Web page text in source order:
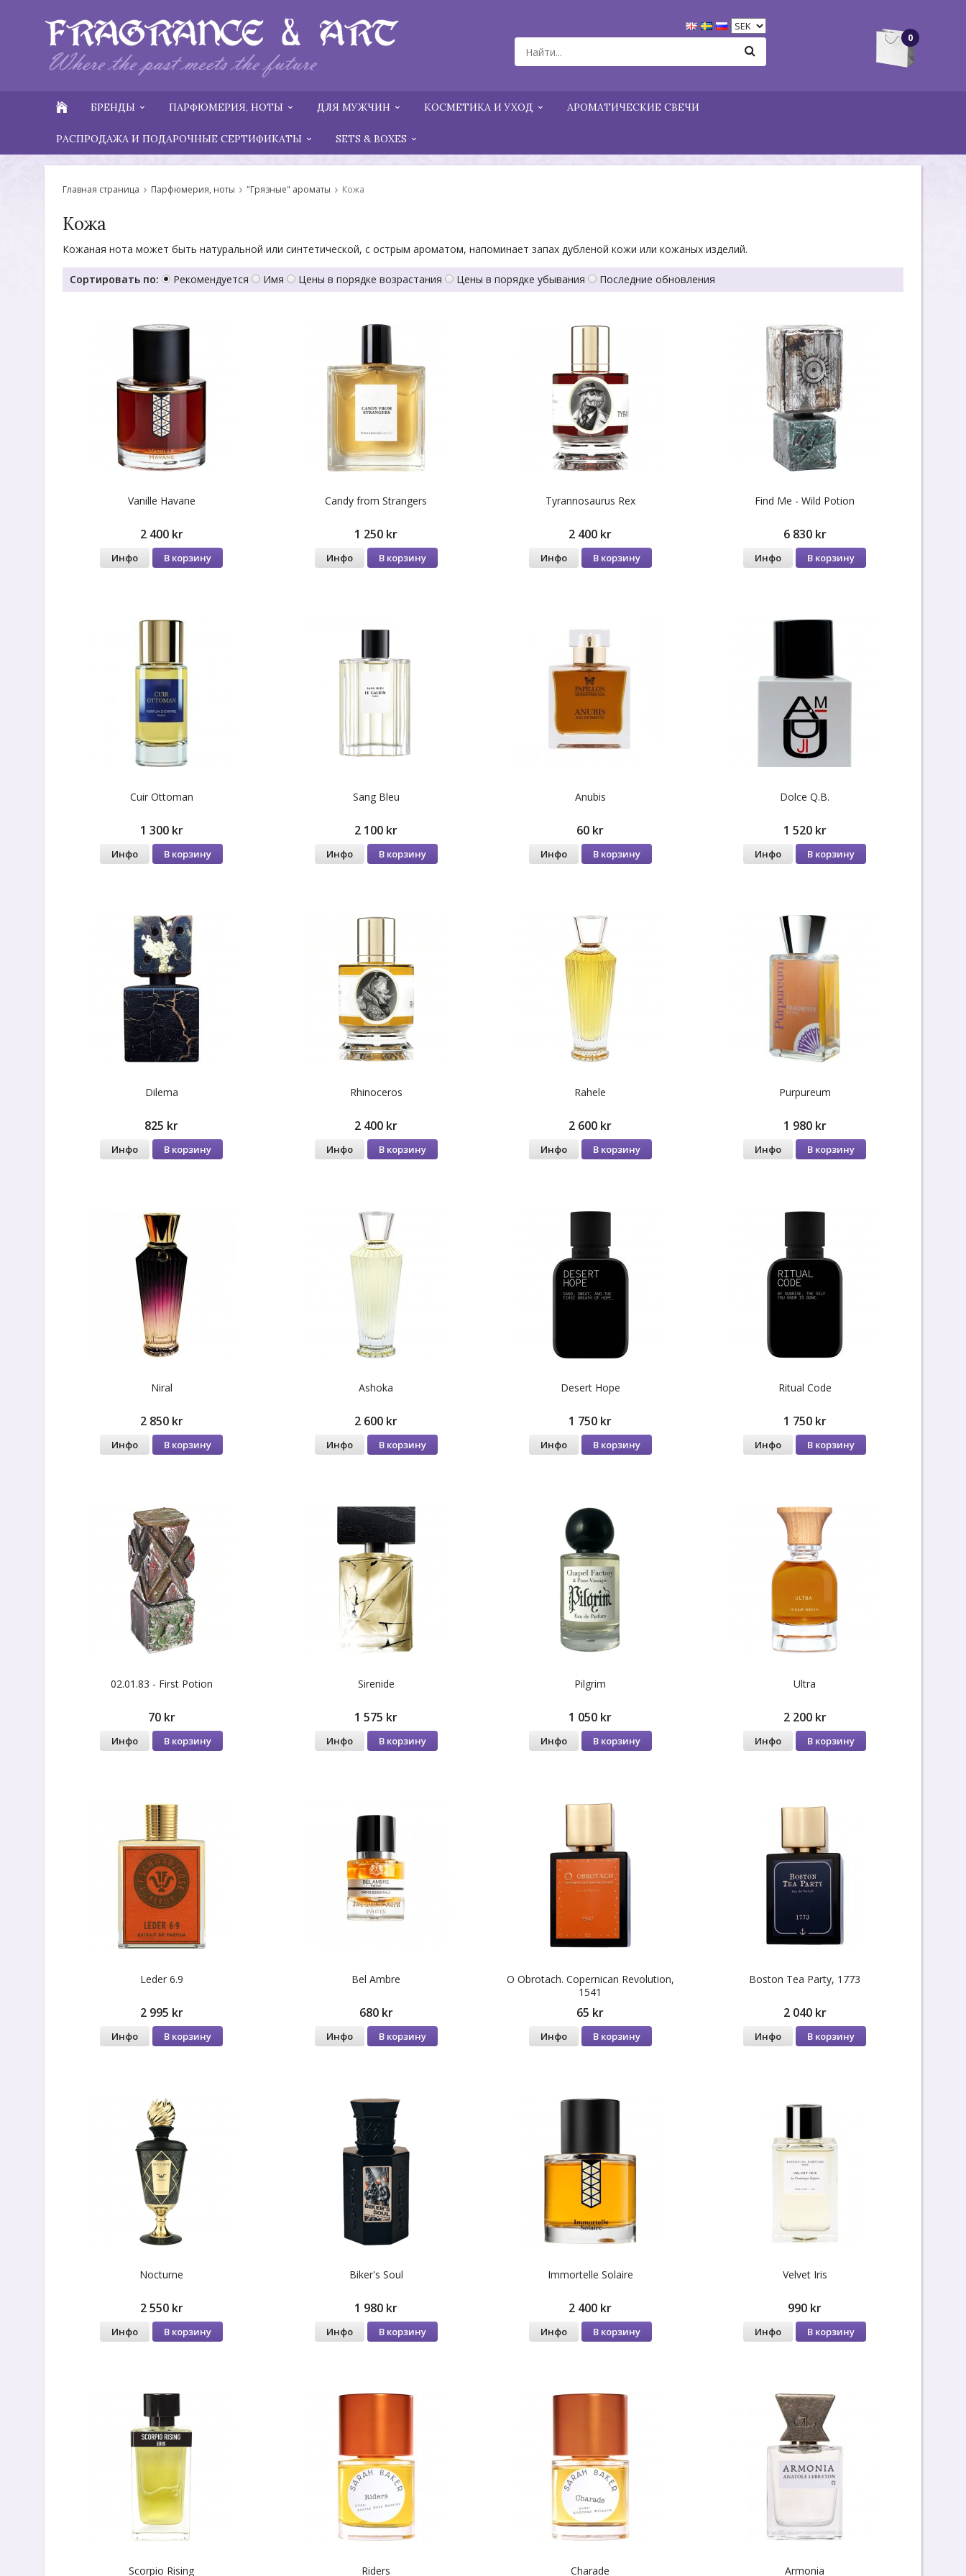
0
БРЕНДЫ ПАРФЮМЕРИЯ, НОТЫ ДЛЯ МУЖЧИН КОСМЕТИКА И УХОД АРОМАТИЧЕСКИЕ СВЕЧИ
РАСПРОДАЖА И ПОДАРОЧНЫЕ СЕРТИФИКАТЫ SETS & BOXES
Главная страница Парфюмерия, ноты "Грязные" ароматы Кожа
Кожа
Кожаная нота может быть натуральной или синтетической, с острым ароматом, напоминает запах дубленой кожи или кожаных изделий.
Сортировать по: Рекомендуется Имя Цены в порядке возрастания Цены в порядке убывания Последние обновления
Vanille Havane
2 400 kr
Инфо В корзину
Candy from Strangers
1 250 kr
Инфо В корзину
Tyrannosaurus Rex
2 400 kr
Инфо В корзину
Find Me - Wild Potion
6 830 kr
Инфо В корзину
Cuir Ottoman
1 300 kr
Инфо В корзину
Sang Bleu
2 100 kr
Инфо В корзину
Anubis
60 kr
Инфо В корзину
Dolce Q.B.
1 520 kr
Инфо В корзину
Dilema
825 kr
Инфо В корзину
Rhinoceros
2 400 kr
Инфо В корзину
Rahele
2 600 kr
Инфо В корзину
Purpureum
1 980 kr
Инфо В корзину
Niral
2 850 kr
Инфо В корзину
Ashoka
2 600 kr
Инфо В корзину
Desert Hope
1 750 kr
Инфо В корзину
Ritual Code
1 750 kr
Инфо В корзину
02.01.83 - First Potion
70 kr
Инфо В корзину
Sirenide
1 575 kr
Инфо В корзину
Pilgrim
1 050 kr
Инфо В корзину
Ultra
2 200 kr
Инфо В корзину
Leder 6.9
2 995 kr
Инфо В корзину
Bel Ambre
680 kr
Инфо В корзину
O Obrotach. Copernican Revolution,
1541
65 kr
Инфо В корзину
Boston Tea Party, 1773
2 040 kr
Инфо В корзину
Nocturne
2 550 kr
Инфо В корзину
Biker's Soul
1 980 kr
Инфо В корзину
Immortelle Solaire
2 400 kr
Инфо В корзину
Velvet Iris
990 kr
Инфо В корзину
Scorpio Rising Riders Charade Armonia